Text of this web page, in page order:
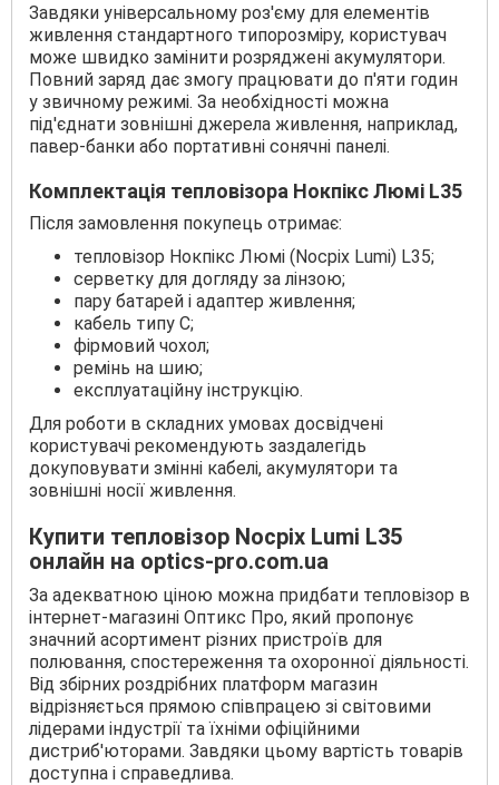
Завдяки універсальному роз'єму для елементів
живлення стандартного типорозміру, користувач
може швидко замінити розряджені акумулятори.
Повний заряд дає змогу працювати до п'яти годин
у звичному режимі. За необхідності можна
під'єднати зовнішні джерела живлення, наприклад,
павер-банки або портативні сонячні панелі.
Комплектація тепловізора Нокпікс Люмі L35
Після замовлення покупець отримає:
тепловізор Нокпікс Люмі (Nocpix Lumi) L35;
серветку для догляду за лінзою;
пару батарей і адаптер живлення;
кабель типу С;
фірмовий чохол;
ремінь на шию;
експлуатаційну інструкцію.
Для роботи в складних умовах досвідчені
користувачі рекомендують заздалегідь
докуповувати змінні кабелі, акумулятори та
зовнішні носії живлення.
Купити тепловізор Nocpix Lumi L35
онлайн на optics-pro.com.ua
За адекватною ціною можна придбати тепловізор в
інтернет-магазині Оптикс Про, який пропонує
значний асортимент різних пристроїв для
полювання, спостереження та охоронної діяльності.
Від збірних роздрібних платформ магазин
відрізняється прямою співпрацею зі світовими
лідерами індустрії та їхніми офіційними
дистриб'юторами. Завдяки цьому вартість товарів
доступна і справедлива.